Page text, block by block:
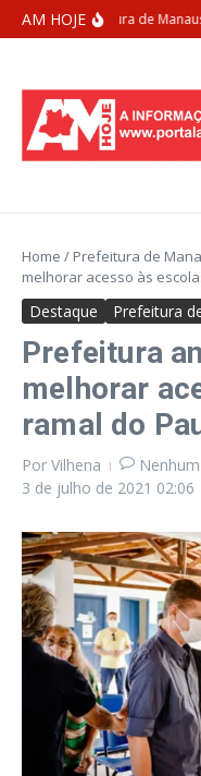
Ir para o conteúdo
AM HOJEPrefeitura de
Home / Prefeitura de
melhorar acesso às
Destaque Prefeitura
Prefeitura
melhorar
ramal do
Por Vilhena
3 de julho de 2021 02:06